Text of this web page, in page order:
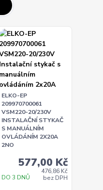
ELKO-EP
209970700061
VSM220-20/230V
INSTALAČNÍ STYKAČ
S MANUÁLNÍM
OVLÁDÁNÍM 2X20A
2NO
577,00 Kč
476,86 Kč
bez DPH
DO 3 DNŮ